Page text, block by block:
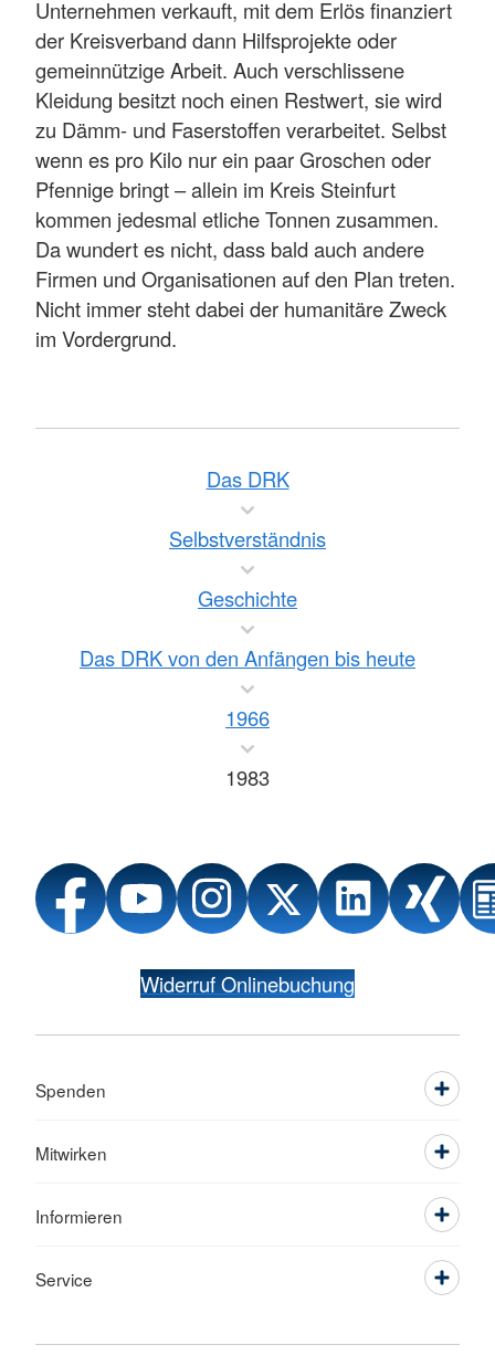
Unternehmen verkauft, mit dem Erlös finanziert
der Kreisverband dann Hilfsprojekte oder
gemeinnützige Arbeit. Auch verschlissene
Kleidung besitzt noch einen Restwert, sie wird
zu Dämm- und Faserstoffen verarbeitet. Selbst
wenn es pro Kilo nur ein paar Groschen oder
Pfennige bringt – allein im Kreis Steinfurt
kommen jedesmal etliche Tonnen zusammen.
Da wundert es nicht, dass bald auch andere
Firmen und Organisationen auf den Plan treten.
Nicht immer steht dabei der humanitäre Zweck
im Vordergrund.
Das DRK
Selbstverständnis
Geschichte
Das DRK von den Anfängen bis heute
1966
1983
Widerruf Onlinebuchung
Spenden
Mitwirken
Informieren
Service